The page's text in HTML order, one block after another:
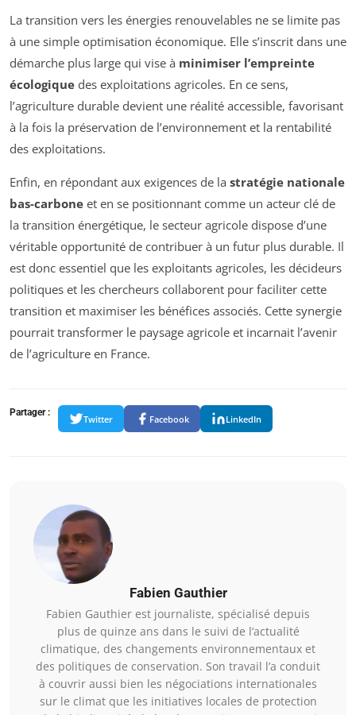
La transition vers les énergies renouvelables ne se limite pas
à une simple optimisation économique. Elle s’inscrit dans une
démarche plus large qui vise à minimiser l’empreinte
écologique des exploitations agricoles. En ce sens,
l’agriculture durable devient une réalité accessible, favorisant
à la fois la préservation de l’environnement et la rentabilité
des exploitations.
Enfin, en répondant aux exigences de la stratégie nationale
bas-carbone et en se positionnant comme un acteur clé de
la transition énergétique, le secteur agricole dispose d’une
véritable opportunité de contribuer à un futur plus durable. Il
est donc essentiel que les exploitants agricoles, les décideurs
politiques et les chercheurs collaborent pour faciliter cette
transition et maximiser les bénéfices associés. Cette synergie
pourrait transformer le paysage agricole et incarnait l’avenir
de l’agriculture en France.
Partager :
Twitter Facebook LinkedIn
Fabien Gauthier
Fabien Gauthier est journaliste, spécialisé depuis
plus de quinze ans dans le suivi de l’actualité
climatique, des changements environnementaux et
des politiques de conservation. Son travail l’a conduit
à couvrir aussi bien les négociations internationales
sur le climat que les initiatives locales de protection